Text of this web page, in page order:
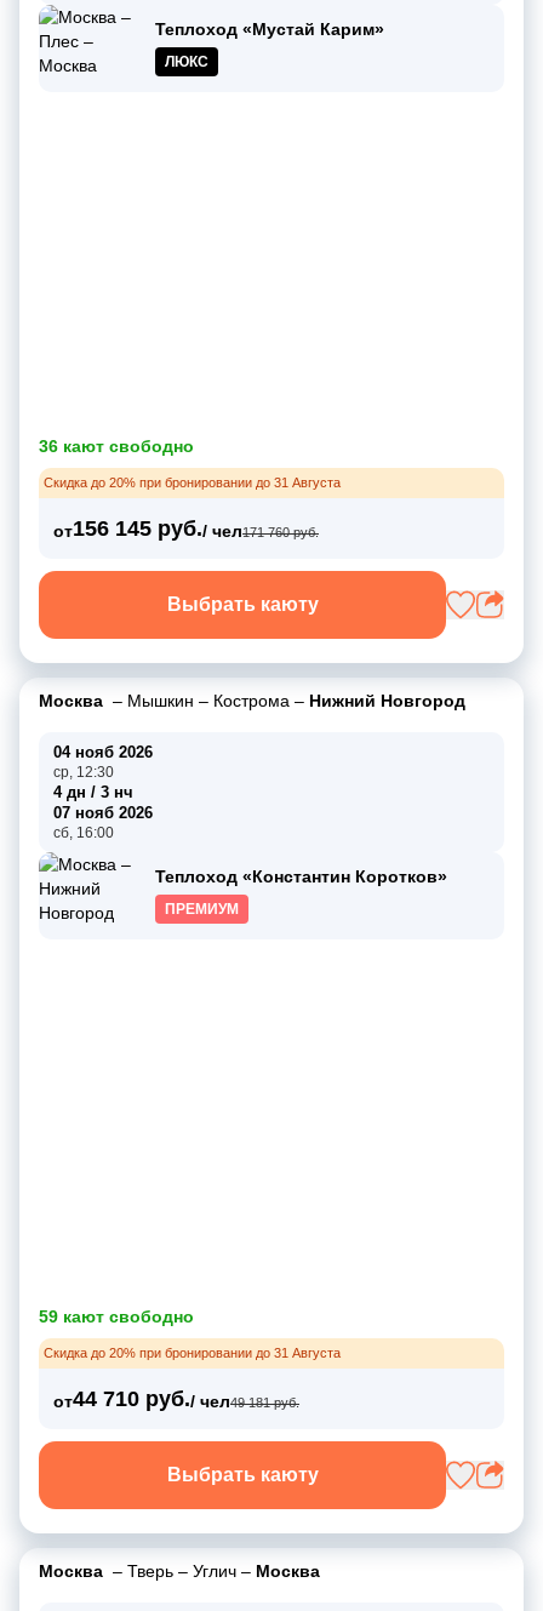
Теплоход «Мустай Карим»
ЛЮКС
36 кают свободно
Скидка до 20% при бронировании до 31 Августа
от156 145 руб./ чел171 760 руб.
Выбрать каюту
Москва – Мышкин – Кострома – Нижний Новгород
04 нояб 2026
ср, 12:30
4 дн / 3 нч
07 нояб 2026
сб, 16:00
Теплоход «Константин Коротков»
ПРЕМИУМ
59 кают свободно
Скидка до 20% при бронировании до 31 Августа
от44 710 руб./ чел49 181 руб.
Выбрать каюту
Москва – Тверь – Углич – Москва